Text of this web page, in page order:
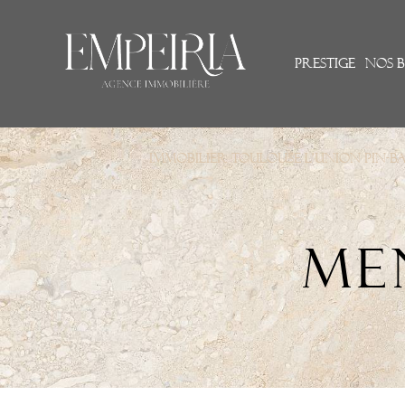
Prestige nos
Immobilier Toulouse L'Union Pin-